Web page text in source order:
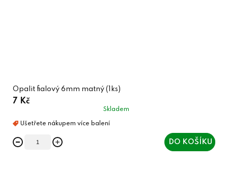
Opalit fialový 6mm matný (1ks)
7 Kč
Skladem
DO KOŠÍKU